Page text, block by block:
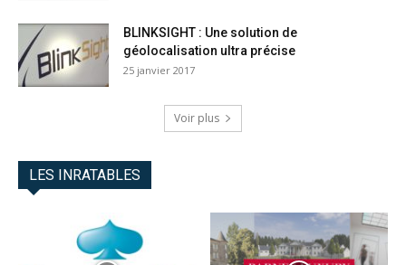
BLINKSIGHT : Une solution de
géolocalisation ultra précise
25 janvier 2017
Voir plus
LES INRATABLES